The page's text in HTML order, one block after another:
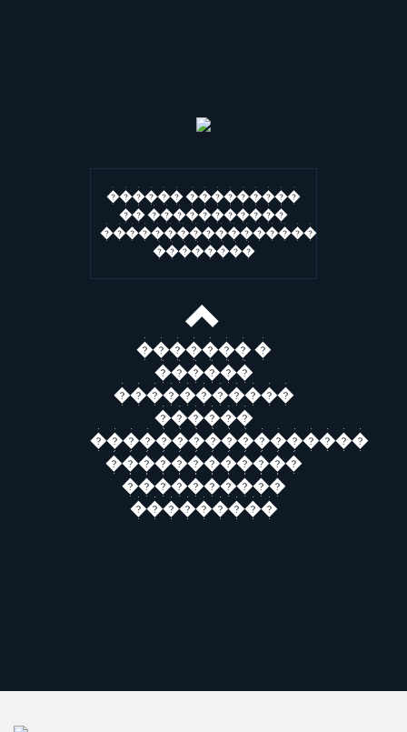
������ ���������
�� �����������
�����������������
��������
������� �
������
�����������
������
�����������������
������������
����������
���������